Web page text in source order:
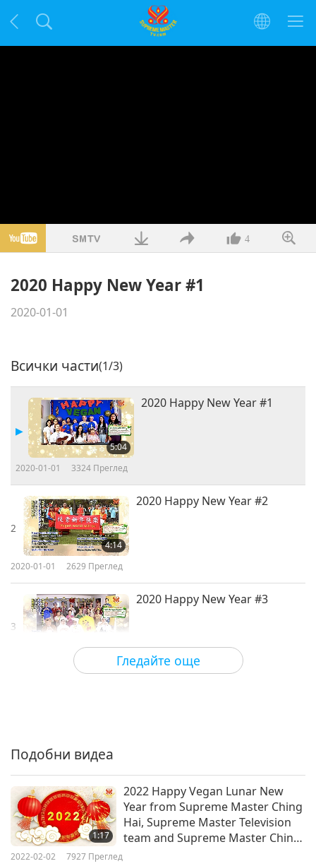
4
2020 Happy New Year #1
2020-01-01
Гледайте още
Всички части(1/3)
5:04
2020 Happy New Year #1
2020-01-01 3324 Преглед
2
4:14
2020 Happy New Year #2
2020-01-01 2629 Преглед
3
2020 Happy New Year #3
2653 Преглед
Подобни видеа
1:17
2022 Happy Vegan Lunar New
Year from Supreme Master Ching
Hai, Supreme Master Television
team and Supreme Master Ching
2022-02-02 7927 Преглед